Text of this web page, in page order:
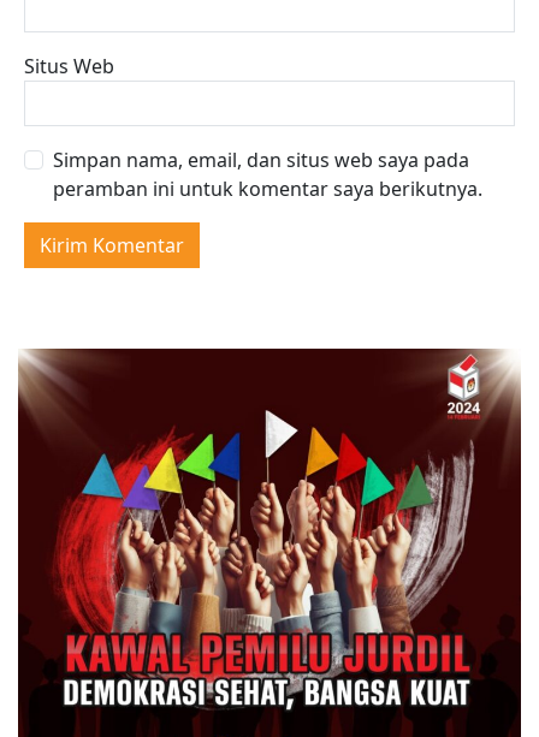
Situs Web
Simpan nama, email, dan situs web saya pada
peramban ini untuk komentar saya berikutnya.